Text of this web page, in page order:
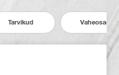
Tarvikud Vaheosad